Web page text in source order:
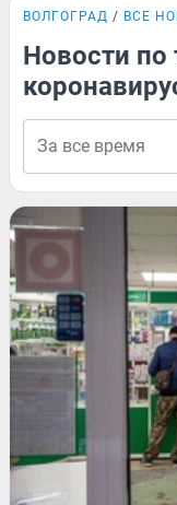
ВОЛГОГРАД ВСЕ
Новости по